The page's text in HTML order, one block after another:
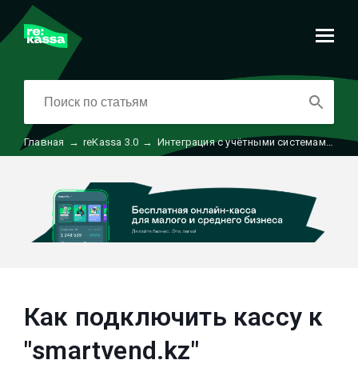
Главная → reKassa 3.0 → Интеграция с учётными системами и маркетплейсами
Как подключить кассу к
"smartvend.kz"